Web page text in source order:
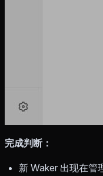
完成判断：
新 Waker 出现在管